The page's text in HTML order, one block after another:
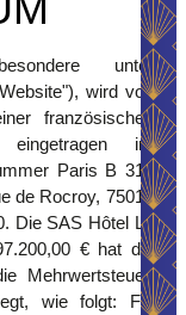
unter
wird von
französischen
eingetragen im
Paris B 319
de Rocroy, 75010
Die SAS Hôtel Le
€ hat die
Mehrwertsteuer,
wie folgt: FR